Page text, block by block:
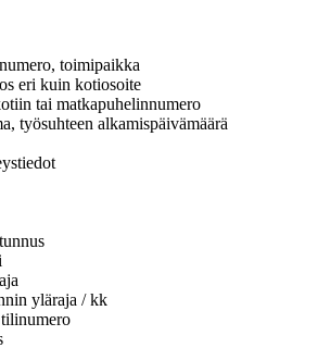
toimipaikka
eri kuin kotiosoite
tai matkapuhelinnumero
työsuhteen alkamispäivämäärä
yläraja / kk